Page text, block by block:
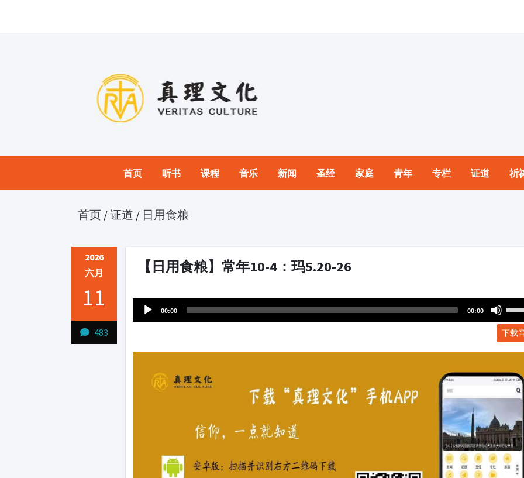
首页 听书 课程 音乐 新闻 圣经 家庭 青年 专栏 证道 祈
首页 /证道 / 日用食粮
2026
六月
11
483
【日用食粮】常年10-4：玛5.20-26
Player
00:00 00:00
下载